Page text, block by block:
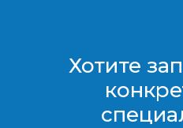
Хотите